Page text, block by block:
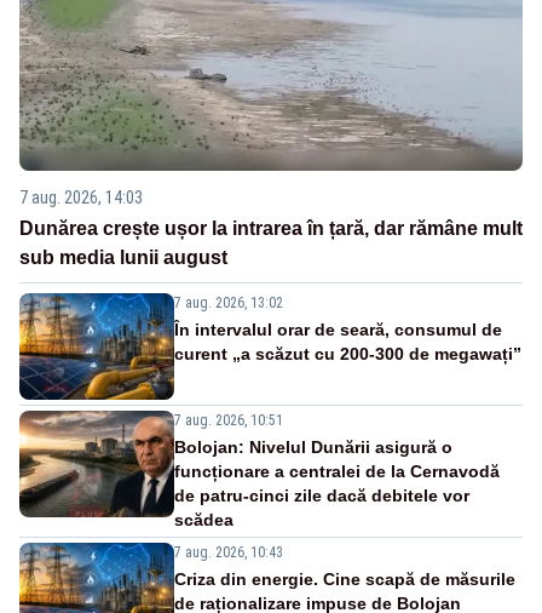
7 aug. 2026, 14:03
Dunărea crește ușor la intrarea în țară, dar rămâne mult
sub media lunii august
7 aug. 2026, 13:02
În intervalul orar de seară, consumul de
curent „a scăzut cu 200-300 de megawați”
7 aug. 2026, 10:51
Bolojan: Nivelul Dunării asigură o
funcționare a centralei de la Cernavodă
de patru-cinci zile dacă debitele vor
scădea
7 aug. 2026, 10:43
Criza din energie. Cine scapă de măsurile
de raționalizare impuse de Bolojan